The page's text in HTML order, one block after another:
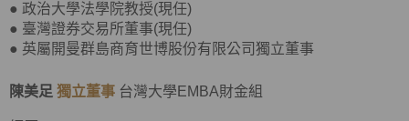
● 政治大學法學院教授(現任)
● 臺灣證券交易所董事(現任)
● 英屬開曼群島商育世博股份有限公司獨立董事
陳美足 獨立董事 台灣大學EMBA財金組